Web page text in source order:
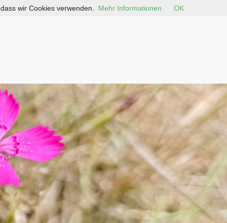
wir Cookies verwenden. Mehr Informationen OK